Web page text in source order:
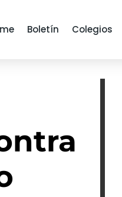
Boletín Colegios